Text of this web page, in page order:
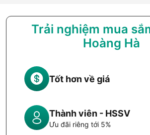
Trải nghiệm mua
Hoàng Hà
Tốt hơn về giá
Thành viên - HSSV
Ưu đãi riêng tới 5%